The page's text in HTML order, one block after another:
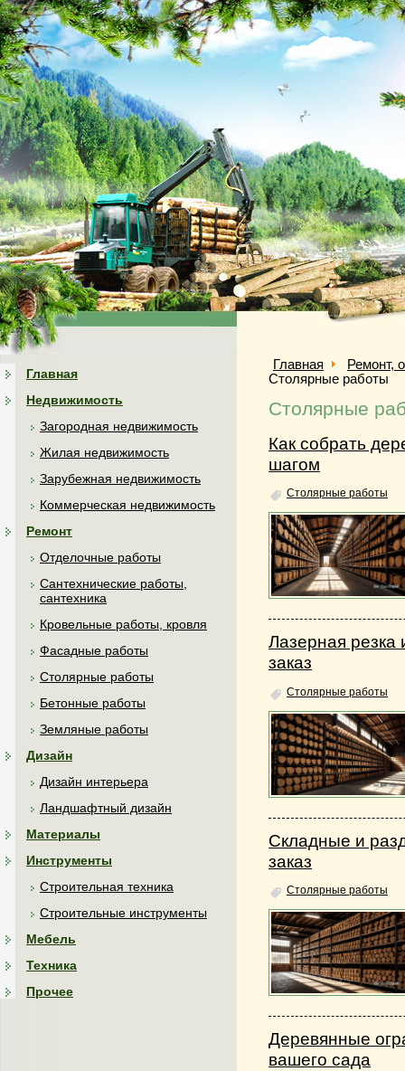
Главная
Недвижимость
Загородная недвижимость
Жилая недвижимость
Зарубежная недвижимость
Коммерческая недвижимость
Ремонт
Отделочные работы
Сантехнические работы,
сантехника
Кровельные работы, кровля
Фасадные работы
Столярные работы
Бетонные работы
Земляные работы
Дизайн
Дизайн интерьера
Ландшафтный дизайн
Материалы
Инструменты
Строительная техника
Строительные инструменты
Мебель
Техника
Прочее
Главная
Ремонт,
Столярные работы
Столярные
Как собрать
шагом
Столярные работы
Лазерная резка
заказ
Столярные работы
Складные и
заказ
Столярные работы
Деревянные
вашего сада